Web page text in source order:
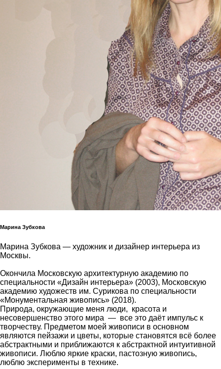
Марина Зубкова
Марина Зубкова — художник и дизайнер интерьера из
Москвы.
Окончила Московскую архитектурную академию по
специальности «Дизайн интерьера» (2003), Московскую
академию художеств им. Сурикова по специальности
«Монументальная живопись» (2018).
Природа, окружающие меня люди, красота и
несовершенство этого мира — все это даёт импульс к
творчеству. Предметом моей живописи в основном
являются пейзажи и цветы, которые становятся всё более
абстрактными и приближаются к абстрактной интуитивной
живописи. Люблю яркие краски, пастозную живопись,
люблю эксперименты в технике.